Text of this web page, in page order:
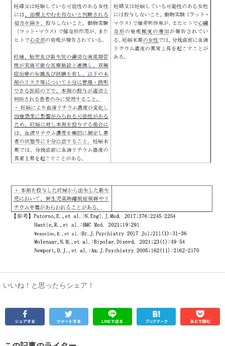
いいね！と思ったらシェア！